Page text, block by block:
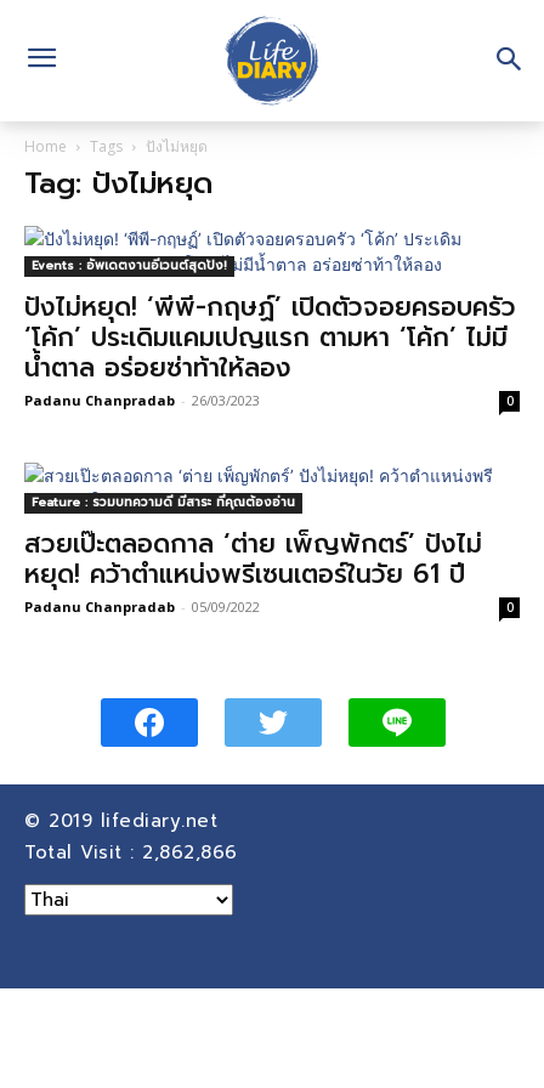
Home Tags ปังไม่หยุด
Tag: ปังไม่หยุด
Events : อัพเดตงานอีเวนต์สุดปัง!
ปังไม่หยุด! ‘พีพี-กฤษฏ์’ เปิดตัวจอยครอบครัว
‘โค้ก’ ประเดิมแคมเปญแรก ตามหา ‘โค้ก’ ไม่มี
น้ำตาล อร่อยซ่าท้าให้ลอง
Padanu Chanpradab - 26/03/2023 0
Feature : รวมบทความดี มีสาระ ที่คุณต้องอ่าน
สวยเป๊ะตลอดกาล ‘ต่าย เพ็ญพักตร์’ ปังไม่
หยุด! คว้าตำแหน่งพรีเซนเตอร์ในวัย 61 ปี
Padanu Chanpradab - 05/09/2022 0
© 2019 lifediary.net
Total Visit : 2,862,866